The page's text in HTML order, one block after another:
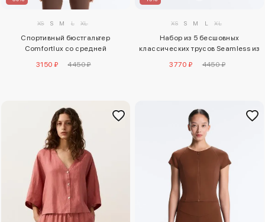
XS S M L XL
Спортивный бюстгальтер
Comfortlux со средней
3150 ₽ 4450 ₽
XS S M L XL
Набор из 5 бесшовных
классических трусов Seamless из
3770 ₽ 4450 ₽